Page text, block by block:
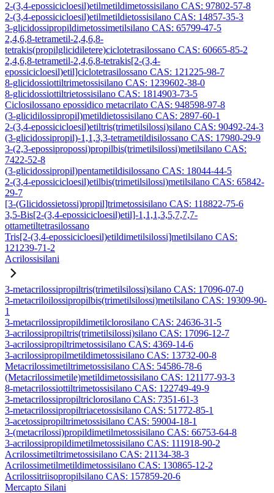
2-(3,4-epossicicloesil)etilmetildimetossisilano CAS: 97802-57-8
2-(3,4-epossicicloesil)etilmetildietossisilano CAS: 14857-35-3
3-glicidossipropildimetossimetilsilano CAS: 65799-47-5
2,4,6,8-tetrametil-2,4,6,8-
tetrakis(propilglicidiletere)ciclotetrasilossano CAS: 60665-85-2
2,4,6,8-tetrametil-2,4,6,8-tetrakis[2-(3,4-
epossicicloesil)etil]ciclotetrasilossano CAS: 121225-98-7
8-glicidossiottiltrimetossisilano CAS: 1239602-38-0
8-glicidossiottiltrietossisilano CAS: 1814903-73-5
Ciclosilossano epossidico metacrilato CAS: 948598-97-8
(3-glicidilossipropil)metildietossisilano CAS: 2897-60-1
2-(3,4-epossicicloesil)etiltris(trimetilsilossi)silano CAS: 90492-24-3
(3-glicidossipropil)-1,1,3,3-tetrametildisilossano CAS: 17980-29-9
3-(2,3-epossipropossi)propilbis(trimetilsilossi)metilsilano CAS:
7422-52-8
(3-glicidossipropil)pentametildisilossano CAS: 18044-44-5
2-(3,4-epossicicloesil)etilbis(trimetilsilossi)metilsilano CAS: 65842-
29-7
[3-(Glicidossietossi)propil]trimetossisilano CAS: 118822-75-6
3,5-Bis[2-(3,4-epossicicloesil)etil]-1,1,1,3,5,7,7,7-
ottametiltetrasilossano
Tris[2-(3,4-epossicicloesil)etildimetilsilossi]metilsilano CAS:
121239-71-2
Acrilossisilani
3-metacrilossipropiltris(trimetilsilossi)silano CAS: 17096-07-0
3-metacriloilossipropilbis(trimetilsilossi)metilsilano CAS: 19309-90-
1
3-metacrilossipropildimetilclorosilano CAS: 24636-31-5
3-acrilossipropiltris(trimetilsilossi)silano CAS: 17096-12-7
3-acrilossipropiltrimetossisilano CAS: 4369-14-6
3-acrilossipropilmetildimetossisilano CAS: 13732-00-8
Metacrilossimetiltrimetossisilano CAS: 54586-78-6
(Metacrilossimetile)metildimetossisilano CAS: 121177-93-3
8-metacrilossiottiltrimetossisilano CAS: 122749-49-9
3-metacrilossipropiltriclorosilano CAS: 7351-61-3
3-metacrilossipropiltriacetossisilano CAS: 51772-85-1
3-acetossipropiltrimetossisilano CAS: 59004-18-1
3-(metacrilossi)propildimetilmetossisilano CAS: 66753-64-8
3-acrilossipropildimetilmetossisilano CAS: 111918-90-2
Acrilossimetiltrimetossisilano CAS: 21134-38-3
Acrilossimetilmetildimetossisilano CAS: 130865-12-2
Acrilossitriisopropilsilano CAS: 157859-20-6
Mercapto Silani